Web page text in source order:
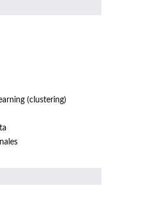
(clustering)